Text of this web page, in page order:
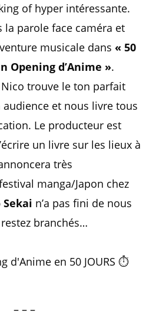
of hyper intéressante.
la parole face caméra et
musicale dans « 50
Opening d’Anime ».
trouve le ton parfait
et nous livre tous
Le producteur est
un livre sur les lieux à
très
manga/Japon chez
Sekai n’a pas fini de nous
branchés…
d'Anime en 50 JOURS ⏱️
– – –